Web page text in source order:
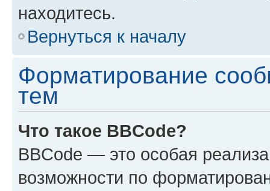
находитесь.
Вернуться к началу
Форматирование
тем
Что такое BBCode?
BBCode — это особая
возможности по